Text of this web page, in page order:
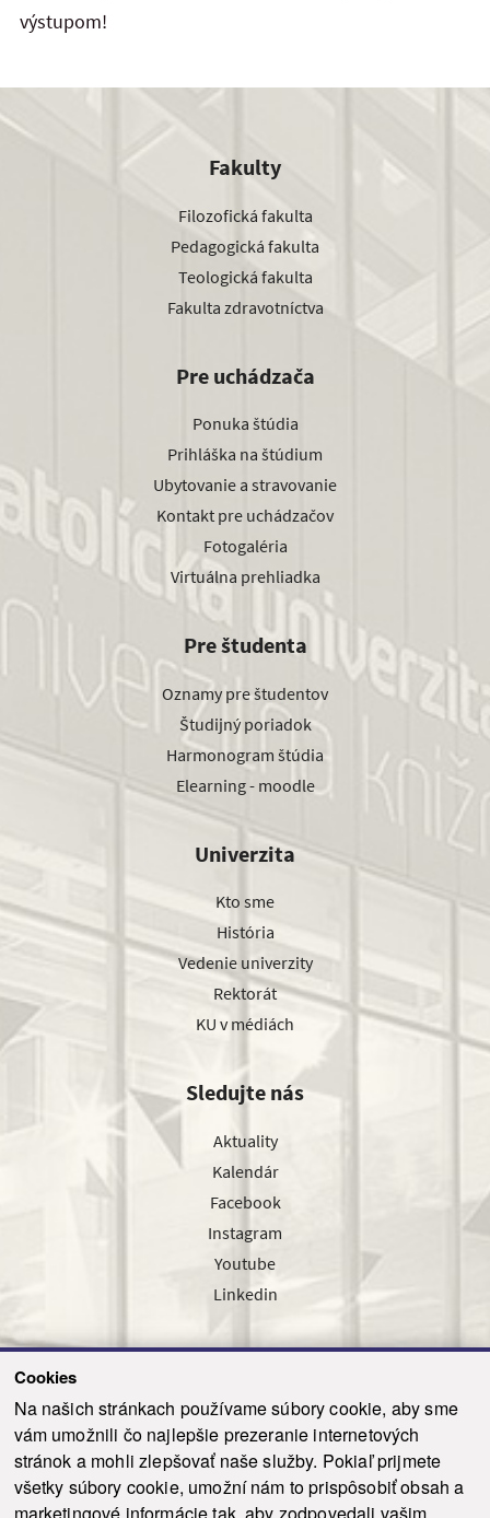
Cookies
Na našich stránkach používame súbory cookie, aby sme
vám umožnili čo najlepšie prezeranie internetových
stránok a mohli zlepšovať naše služby. Pokiaľ prijmete
všetky súbory cookie, umožní nám to prispôsobiť obsah a
marketingové informácie tak, aby zodpovedali vašim
výstupom!
Fakulty
Filozofická fakulta
Pedagogická fakulta
Teologická fakulta
Fakulta zdravotníctva
Pre uchádzača
Ponuka štúdia
Prihláška na štúdium
Ubytovanie a stravovanie
Kontakt pre uchádzačov
Fotogaléria
Virtuálna prehliadka
Pre študenta
Oznamy pre študentov
Študijný poriadok
Harmonogram štúdia
Elearning - moodle
Univerzita
Kto sme
História
Vedenie univerzity
Rektorát
KU v médiách
Sledujte nás
Aktuality
Kalendár
Facebook
Instagram
Youtube
Linkedin